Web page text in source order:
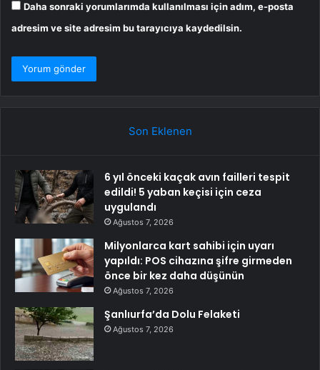
Daha sonraki yorumlarımda kullanılması için adım, e-posta
adresim ve site adresim bu tarayıcıya kaydedilsin.
Son Eklenen
6 yıl önceki kaçak avın failleri tespit
edildi! 5 yaban keçisi için ceza
uygulandı
Ağustos 7, 2026
Milyonlarca kart sahibi için uyarı
yapıldı: POS cihazına şifre girmeden
önce bir kez daha düşünün
Ağustos 7, 2026
Şanlıurfa’da Dolu Felaketi
Ağustos 7, 2026